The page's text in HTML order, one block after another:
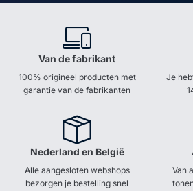
Van de fabrikant
100% origineel producten met
garantie van de fabrikanten
Je
Nederland en België
Alle aangesloten webshops
bezorgen je bestelling snel
Van